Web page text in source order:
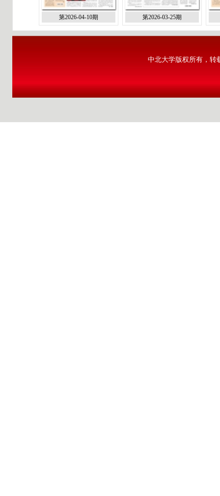
第2026-04-10期 第2026-03-25期
中北大学版权所有，转